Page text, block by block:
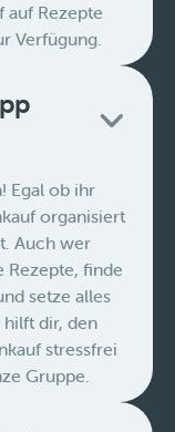
auf Rezepte
Verfügung.
Egal ob ihr
organisiert
Auch wer
Rezepte, finde
setze alles
hilft dir, den
stressfrei
Gruppe.